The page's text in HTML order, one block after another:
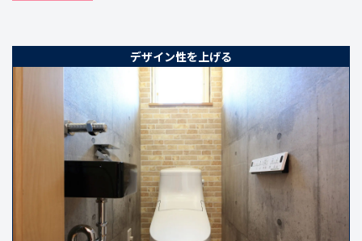
デザイン性を上げる